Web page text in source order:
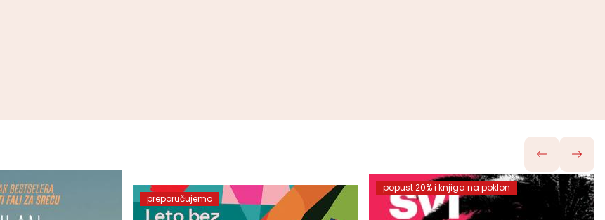
preporučujemo
popust 20% i knjiga na poklon